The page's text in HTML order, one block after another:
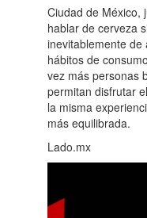
Ciudad de México,
hablar de cerveza
inevitablemente de
hábitos de
vez más personas
permitan disfrutar
la misma
más equilibrada.
Lado.mx